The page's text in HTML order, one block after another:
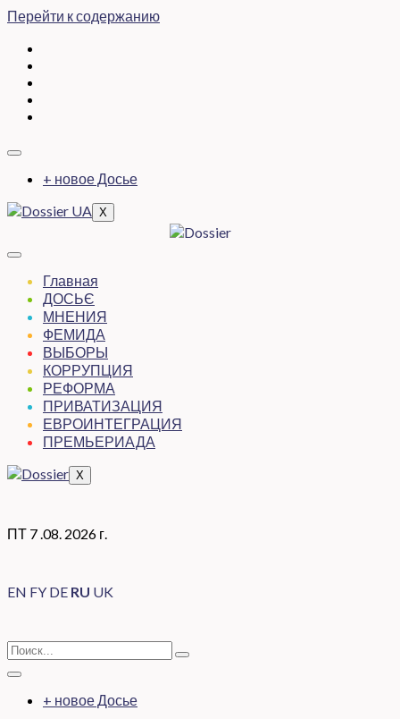
Перейти к содержанию
+ новое Досье
X
Главная
ДОСЬЄ
МНЕНИЯ
ФЕМИДА
ВЫБОРЫ
КОРРУПЦИЯ
РЕФОРМА
ПРИВАТИЗАЦИЯ
ЕВРОИНТЕГРАЦИЯ
ПРЕМЬЕРИАДА
X
ПТ 7 .08. 2026 г.
EN FY DE RU UK
+ новое Досье